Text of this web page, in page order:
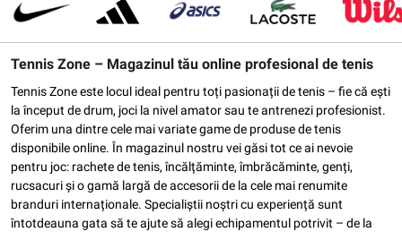
Tennis Zone – Magazinul tău online profesional de tenis
Tennis Zone este locul ideal pentru toți pasionații de tenis – fie că ești
la început de drum, joci la nivel amator sau te antrenezi profesionist.
Oferim una dintre cele mai variate game de produse de tenis
disponibile online. În magazinul nostru vei găsi tot ce ai nevoie
pentru joc: rachete de tenis, încălțăminte, îmbrăcăminte, genți,
rucsacuri și o gamă largă de accesorii de la cele mai renumite
branduri internaționale. Specialiștii noștri cu experiență sunt
întotdeauna gata să te ajute să alegi echipamentul potrivit – de la